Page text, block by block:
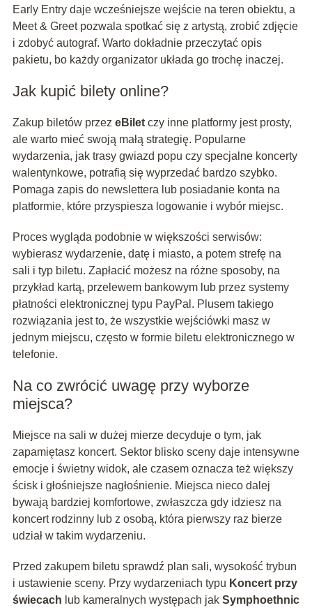
Early Entry daje wcześniejsze wejście na teren obiektu, a
Meet & Greet pozwala spotkać się z artystą, zrobić zdjęcie
i zdobyć autograf. Warto dokładnie przeczytać opis
pakietu, bo każdy organizator układa go trochę inaczej.
Jak kupić bilety online?
Zakup biletów przez eBiletczy inne platformy jest prosty,
ale warto mieć swoją małą strategię. Popularne
wydarzenia, jak trasy gwiazd popu czy specjalne koncerty
walentynkowe, potrafią się wyprzedać bardzo szybko.
Pomaga zapis do newslettera lub posiadanie konta na
platformie, które przyspiesza logowanie i wybór miejsc.
Proces wygląda podobnie w większości serwisów:
wybierasz wydarzenie, datę i miasto, a potem strefę na
sali i typ biletu. Zapłacić możesz na różne sposoby, na
przykład kartą, przelewem bankowym lub przez systemy
płatności elektronicznej typu PayPal. Plusem takiego
rozwiązania jest to, że wszystkie wejściówki masz w
jednym miejscu, często w formie biletu elektronicznego w
telefonie.
Na co zwrócić uwagę przy wyborze
miejsca?
Miejsce na sali w dużej mierze decyduje o tym, jak
zapamiętasz koncert. Sektor blisko sceny daje intensywne
emocje i świetny widok, ale czasem oznacza też większy
ścisk i głośniejsze nagłośnienie. Miejsca nieco dalej
bywają bardziej komfortowe, zwłaszcza gdy idziesz na
koncert rodzinny lub z osobą, która pierwszy raz bierze
udział w takim wydarzeniu.
Przed zakupem biletu sprawdź plan sali, wysokość trybun
i ustawienie sceny. Przy wydarzeniach typu Koncert przy
świecach lub kameralnych występach jak Symphoethnic